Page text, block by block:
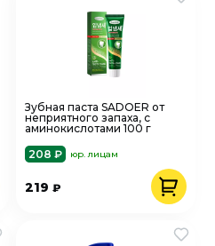
Зубная паста SADOER от
неприятного запаха, с
аминокислотами 100 г
208 ₽
юр. лицам
219₽